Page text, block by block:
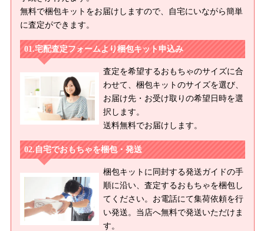
無料で梱包キットをお届けしますので、自宅にいながら簡単
に査定ができます。
宅配査定フォームより梱包キット申込み
査定を希望するおもちゃのサイズに合
わせて、梱包キットのサイズを選び、
お届け先・お受け取りの希望日時を選
択します。
送料無料でお届けします。
自宅でおもちゃを梱包・発送
梱包キットに同封する発送ガイドの手
順に沿い、査定するおもちゃを梱包し
てください。お電話にて集荷依頼を行
い発送。当店へ無料で発送いただけま
す。